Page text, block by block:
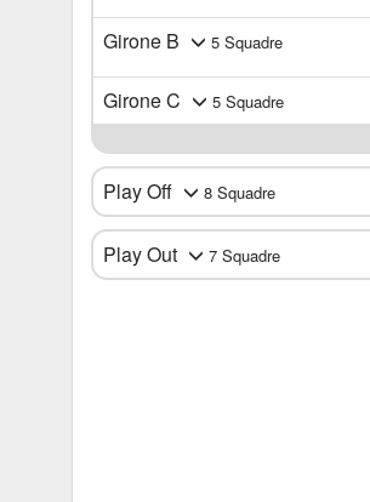
Girone B 5 Squadre
Girone C 5 Squadre
Play Off 8 Squadre
Play Out 7 Squadre